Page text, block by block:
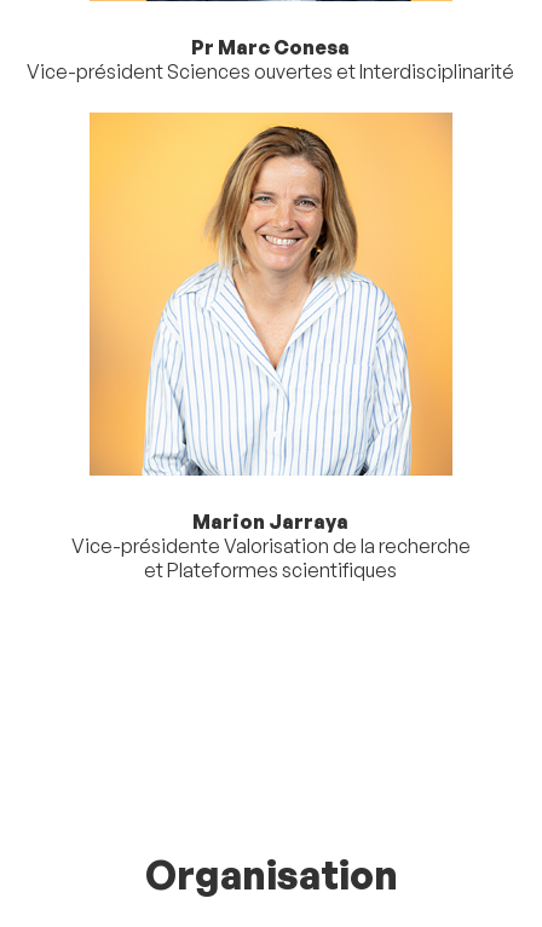
Pr Marc Conesa
Vice-président Sciences ouvertes et Interdisciplinarité
Marion Jarraya
Vice-présidente Valorisation de la recherche
et Plateformes scientifiques
Organisation